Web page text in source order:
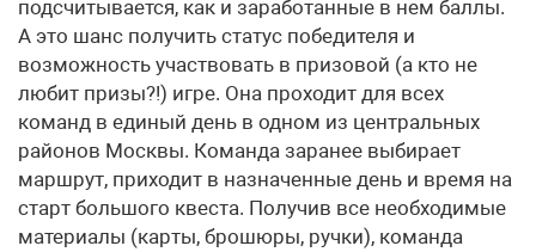
подсчитывается, как и заработанные в нем баллы.
А это шанс получить статус победителя и
возможность участвовать в призовой (а кто не
любит призы?!) игре. Она проходит для всех
команд в единый день в одном из центральных
районов Москвы. Команда заранее выбирает
маршрут, приходит в назначенные день и время на
старт большого квеста. Получив все необходимые
материалы (карты, брошюры, ручки), команда